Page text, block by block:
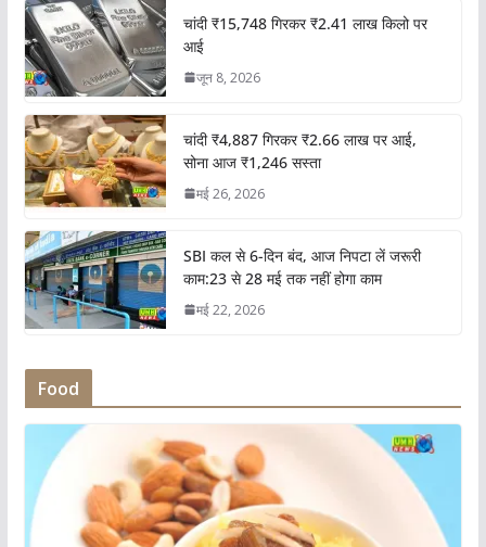
चांदी ₹15,748 गिरकर ₹2.41 लाख किलो पर
आई
जून 8, 2026
चांदी ₹4,887 गिरकर ₹2.66 लाख पर आई,
सोना आज ₹1,246 सस्ता
मई 26, 2026
SBI कल से 6-दिन बंद, आज निपटा लें जरूरी
काम:23 से 28 मई तक नहीं होगा काम
मई 22, 2026
Food